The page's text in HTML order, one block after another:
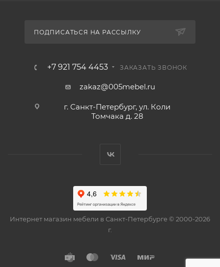
ПОДПИСАТЬСЯ НА РАССЫЛКУ
+7 921 754 4453 ЗАКАЗАТЬ ЗВОНОК
zakaz@005mebel.ru
г. Санкт-Петербург, ул. Коли
Томчака д. 28
Интернет магазин мебели в Санкт-Петербурге © 2000-2026
г.